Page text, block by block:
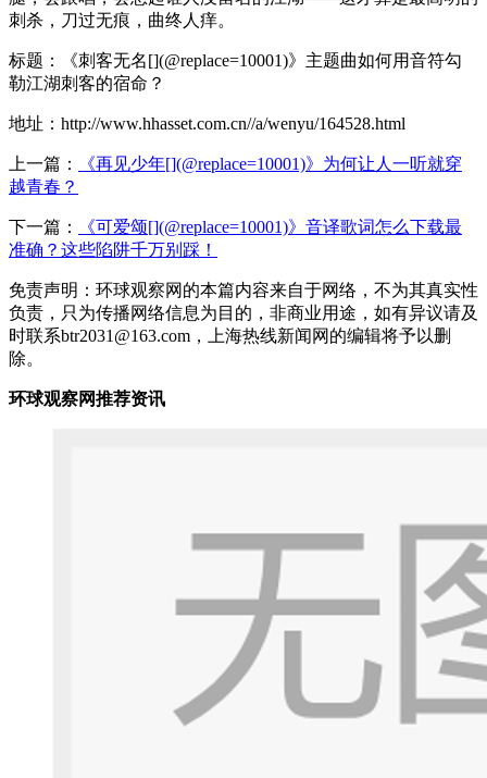
刺杀，刀过无痕，曲终人痒。
标题：《刺客无名[](@replace=10001)》主题曲如何用音符勾
勒江湖刺客的宿命？
地址：http://www.hhasset.com.cn//a/wenyu/164528.html
上一篇：
《再见少年[](@replace=10001)》为何让人一听就穿
越青春？
下一篇：
《可爱颂[](@replace=10001)》音译歌词怎么下载最
准确？这些陷阱千万别踩！
免责声明：环球观察网的本篇内容来自于网络，不为其真实性
负责，只为传播网络信息为目的，非商业用途，如有异议请及
时联系btr2031@163.com，上海热线新闻网的编辑将予以删
除。
环球观察网推荐资讯